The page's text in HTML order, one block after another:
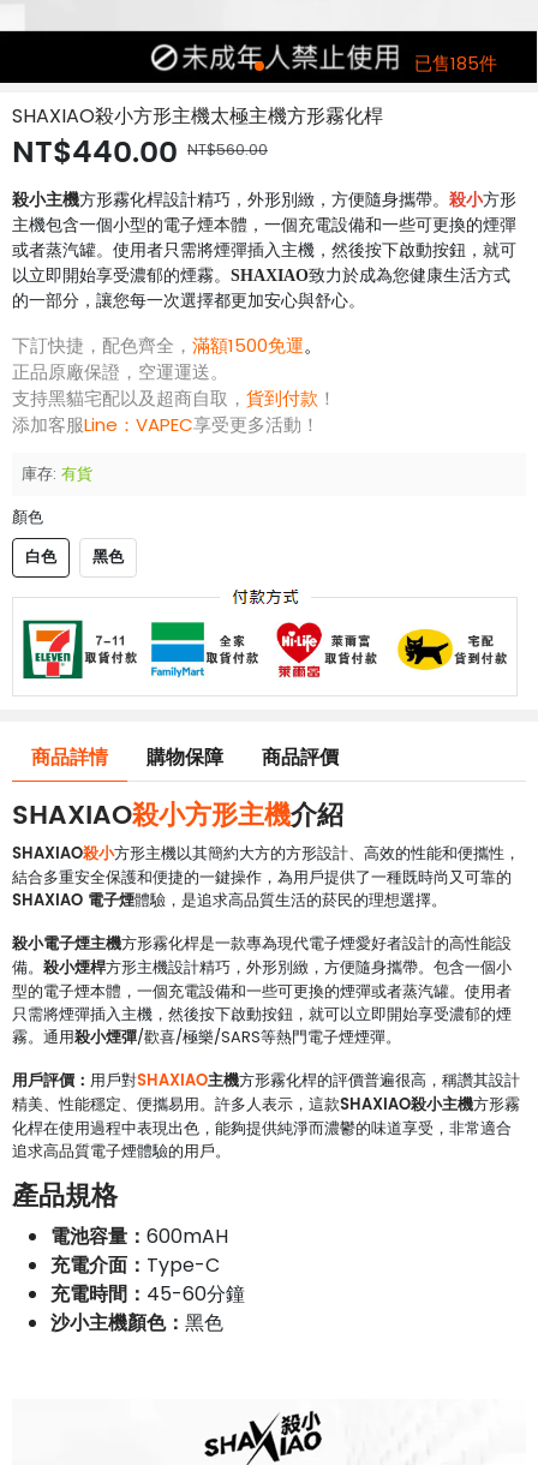
已售185件
SHAXIAO殺小方形主機太極主機方形霧化桿
NT$440.00 NT$560.00
殺小主機方形霧化桿設計精巧，外形別緻，方便隨身攜帶。 殺小方形
主機包含一個小型的電子煙本體，一個充電設備和一些可更換的煙彈
或者蒸汽罐。使用者只需將煙彈插入主機，然後按下啟動按鈕，就可
以立即開始享受濃郁的煙霧。 SHAXIAO致力於成為您健康生活方式
的一部分，讓您每一次選擇都更加安心與舒心。
下訂快捷，配色齊全， 滿額1500免運。
正品原廠保證，空運運送。
支持黑貓宅配以及超商自取， 貨到付款 ！
添加客服Line： VAPEC享受更多活動！
庫存: 有貨
顏色
白色 黑色
商品詳情 購物保障 商品評價
SHAXIAO殺小方形主機介紹
SHAXIAO殺小方形主機以其簡約大方的方形設計、高效的性能和便攜性，
結合多重安全保護和便捷的一鍵操作，為用戶提供了一種既時尚又可靠的
SHAXIAO 電子煙體驗，是追求高品質生活的菸民的理想選擇。
殺小電子煙主機方形霧化桿是一款專為現代電子煙愛好者設計的高性能設
備。 殺小煙桿方形主機設計精巧，外形別緻，方便隨身攜帶。包含一個小
型的電子煙本體，一個充電設備和一些可更換的煙彈或者蒸汽罐。使用者
只需將煙彈插入主機，然後按下啟動按鈕，就可以立即開始享受濃郁的煙
霧。通用殺小煙彈/歡喜/極樂/SARS等熱門電子煙煙彈。
用戶評價： 用戶對SHAXIAO主機方形霧化桿的評價普遍很高，稱讚其設計
精美、性能穩定、便攜易用。許多人表示，這款SHAXIAO殺小主機方形霧
化桿在使用過程中表現出色，能夠提供純淨而濃鬱的味道享受，非常適合
追求高品質電子煙體驗的用戶。
產品規格
電池容量： 600mAH
充電介面： Type-C
充電時間： 45-60分鐘
沙小主機顏色： 黑色